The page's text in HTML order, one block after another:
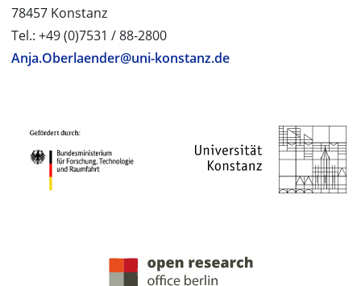
78457 Konstanz
Tel.: +49 (0)7531 / 88-2800
Anja.Oberlaender@uni-konstanz.de